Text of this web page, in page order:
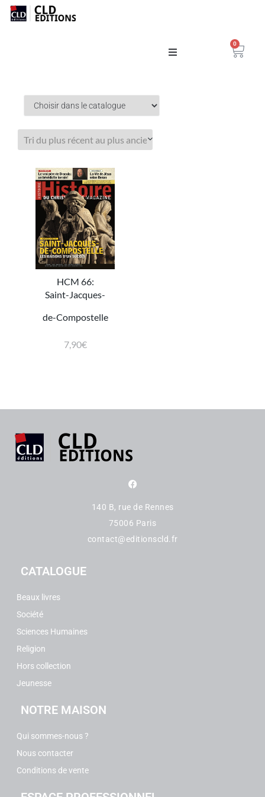
La Maison
0
HCM 66:
Saint-Jacques-
de-Compostelle
7,90€
140 B, rue de Rennes
75006 Paris
contact@editionscld.fr
CATALOGUE
Beaux livres
Société
Sciences Humaines
Religion
Hors collection
Jeunesse
NOTRE MAISON
Qui sommes-nous ?
Nous contacter
Conditions de vente